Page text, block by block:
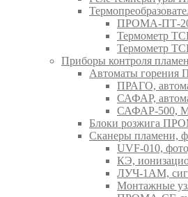
ПРОМА-ПТ-
Термометр
Термометр
Приборы контроля
Автоматы
ПРАГО,
САФАР,
САФАР-500,
Блоки розжига
Сканеры пламени,
UVF-010,
КЭ,
ЛУЧ-1АМ,
Монтажные